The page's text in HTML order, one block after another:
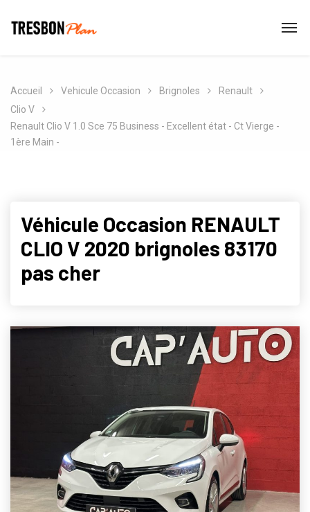
Accueil Vehicule Occasion Brignoles
Renault
Clio V
Renault Clio V 1.0 Sce 75 Business - Excellent état - Ct Vierge -
1ère Main -
Véhicule Occasion RENAULT
CLIO V 2020 brignoles 83170
pas cher